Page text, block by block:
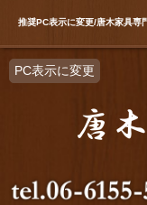
推奨PC表示に変更/唐木家具専
PC表示に変更